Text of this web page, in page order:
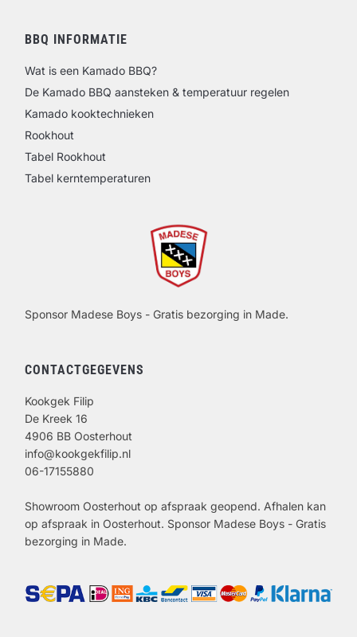
BBQ INFORMATIE
Wat is een Kamado BBQ?
De Kamado BBQ aansteken & temperatuur regelen
Kamado kooktechnieken
Rookhout
Tabel Rookhout
Tabel kerntemperaturen
Sponsor Madese Boys - Gratis bezorging in Made.
CONTACTGEGEVENS
Kookgek Filip
De Kreek 16
4906 BB Oosterhout
info@kookgekfilip.nl
06-17155880
Showroom Oosterhout op afspraak geopend. Afhalen kan
op afspraak in Oosterhout. Sponsor Madese Boys - Gratis
bezorging in Made.